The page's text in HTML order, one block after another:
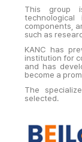
This group
components,
such as
KANC has
institution for
and has
become a
The
selected.